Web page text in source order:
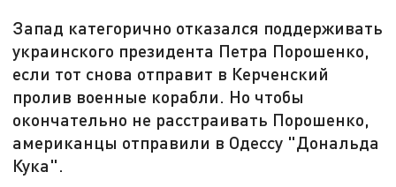
Запад категорично отказался поддерживать
украинского президента Петра Порошенко,
если тот снова отправит в Керченский
пролив военные корабли. Но чтобы
окончательно не расстраивать Порошенко,
американцы отправили в Одессу "Дональда
Кука".